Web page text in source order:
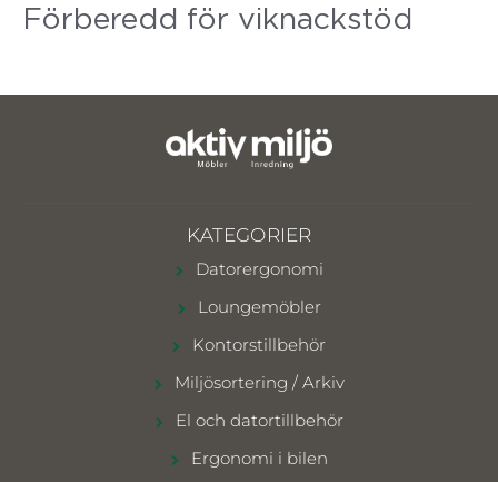
Förberedd för viknackstöd
KATEGORIER
Datorergonomi
Loungemöbler
Kontorstillbehör
Miljösortering / Arkiv
El och datortillbehör
Ergonomi i bilen